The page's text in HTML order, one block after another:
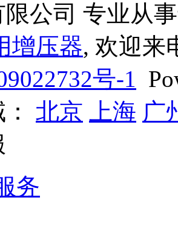
公司 专业从
增压器, 欢迎来
号-1
北京 上海 广
务